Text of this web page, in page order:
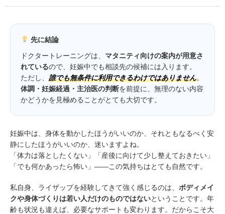
先に結論
ドクタートレーニングは、 マタニティ向けの案内が用意さ
れているので、妊娠中でも相談先の候補には入ります。
ただし、 誰でも無条件に利用できるわけではありません。
体調・妊娠経過・主治医の判断を前提に、無理のない内容
かどうかを見極めることがとても大切です。
妊娠中は、身体を動かしたほうがいいのか、それともなるべく安
静にしたほうがいいのか、迷いますよね。
「体力は落としたくない」「産後に向けて少し整えておきたい」
「でも何かあったら怖い」——この気持ちはとても自然です。
私自身、ライザップを経験してきて強く感じるのは、 ボディメイ
クや身体づくりは若い人だけのものではないということです。年
齢も状況も違えば、必要なサポートも変わります。だからこそ大